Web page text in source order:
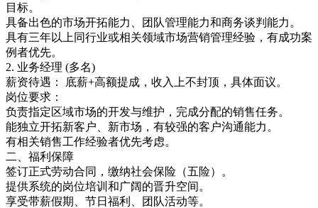
目标。
具备出色的市场开拓能力、团队管理能力和商务谈判能力。
具有三年以上同行业或相关领域市场营销管理经验，有成功案
例者优先。
2. 业务经理 (多名)
薪资待遇： 底薪+高额提成，收入上不封顶，具体面议。
岗位要求：
负责指定区域市场的开发与维护，完成分配的销售任务。
能独立开拓新客户、新市场，有较强的客户沟通能力。
有相关销售工作经验者优先考虑。
二、福利保障
签订正式劳动合同，缴纳社会保险（五险）。
提供系统的岗位培训和广阔的晋升空间。
享受带薪假期、节日福利、团队活动等。